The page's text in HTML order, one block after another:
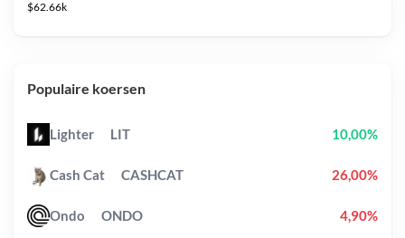
$62.66k
Populaire koersen
Lighter LIT 10,00%
Cash Cat CASHCAT 26,00%
Ondo ONDO 4,90%